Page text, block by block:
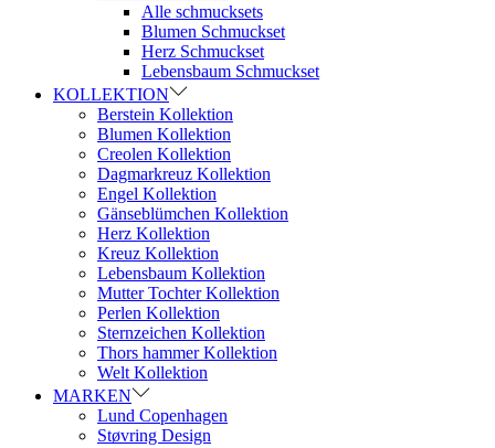
Alle schmucksets
Blumen Schmuckset
Herz Schmuckset
Lebensbaum Schmuckset
KOLLEKTION
Berstein Kollektion
Blumen Kollektion
Creolen Kollektion
Dagmarkreuz Kollektion
Engel Kollektion
Gänseblümchen Kollektion
Herz Kollektion
Kreuz Kollektion
Lebensbaum Kollektion
Mutter Tochter Kollektion
Perlen Kollektion
Sternzeichen Kollektion
Thors hammer Kollektion
Welt Kollektion
MARKEN
Lund Copenhagen
Støvring Design